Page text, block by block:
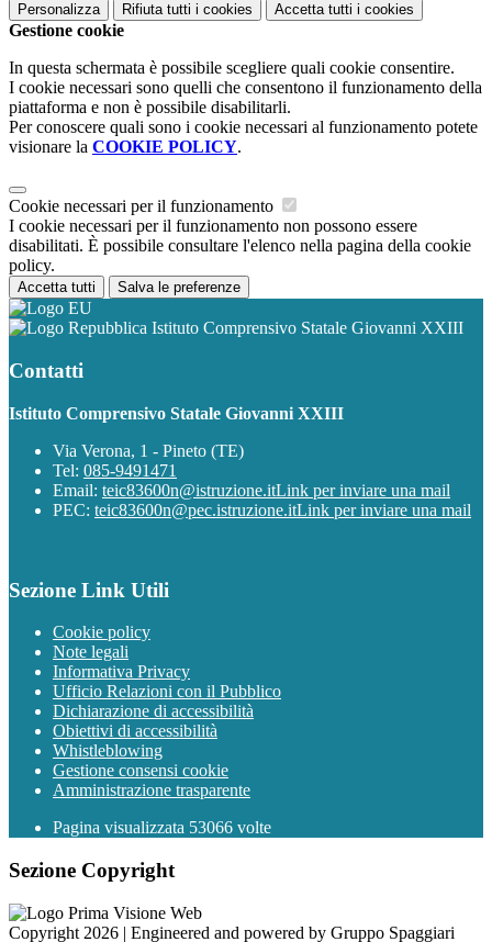
Personalizza Rifiuta tutti i cookies Accetta tutti i cookies
Gestione cookie
In questa schermata è possibile scegliere quali cookie consentire.
I cookie necessari sono quelli che consentono il funzionamento della
piattaforma e non è possibile disabilitarli.
Per conoscere quali sono i cookie necessari al funzionamento potete
visionare la COOKIE POLICY.
Cookie necessari per il funzionamento
I cookie necessari per il funzionamento non possono essere
disabilitati. È possibile consultare l'elenco nella pagina della cookie
policy.
Accetta tutti Salva le preferenze
Istituto Comprensivo Statale Giovanni XXIII
Contatti
Istituto Comprensivo Statale Giovanni XXIII
Via Verona, 1 - Pineto (TE)
Tel: 085-9491471
Email: teic83600n@istruzione.itLink per inviare una mail
PEC: teic83600n@pec.istruzione.itLink per inviare una mail
Sezione Link Utili
Cookie policy
Note legali
Informativa Privacy
Ufficio Relazioni con il Pubblico
Dichiarazione di accessibilità
Obiettivi di accessibilità
Whistleblowing
Gestione consensi cookie
Amministrazione trasparente
Pagina visualizzata 53066 volte
Sezione Copyright
Copyright 2026 | Engineered and powered by Gruppo Spaggiari